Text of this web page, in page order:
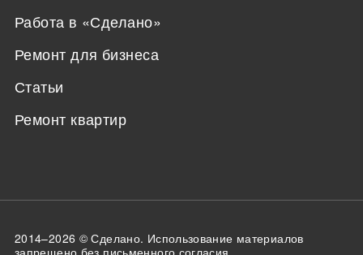
Работа в «Сделано»
Ремонт для бизнеса
Статьи
Ремонт квартир
2014–2026 ©Сделано. Использование материалов
запрещено без письменного согласия